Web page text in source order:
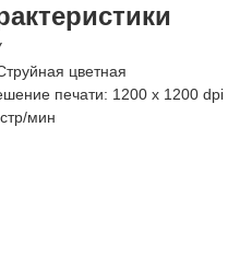
цветная
печати: 1200 x 1200 dpi
мин